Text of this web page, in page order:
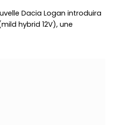
Dacia Logan introduira
hybrid 12V), une